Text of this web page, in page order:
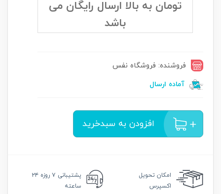
تومان به بالا ارسال رایگان می
باشد
فروشنده: فروشگاه نفس
آماده ارسال
افزودن به سبدخرید
امکان تحویل
اکسپرس
پشتیبانی
۷ روزه ۲۴
ساعته